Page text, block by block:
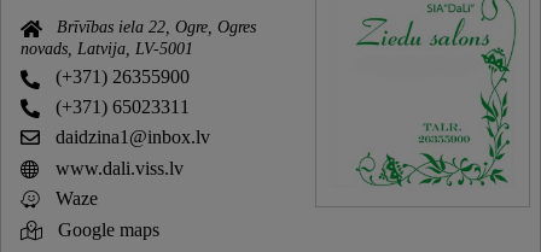
Brīvības iela 22, Ogre, Ogres
novads, Latvija, LV-5001
(+371) 26355900
(+371) 65023311
daidzina1@inbox.lv
www.dali.viss.lv
Waze
Google maps